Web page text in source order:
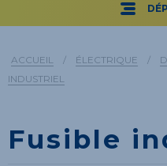
ACCUEIL / ÉLECTRIQUE /
INDUSTRIEL
Fusible